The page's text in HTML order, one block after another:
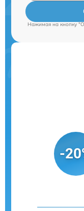
Нажимая на кнопку
-